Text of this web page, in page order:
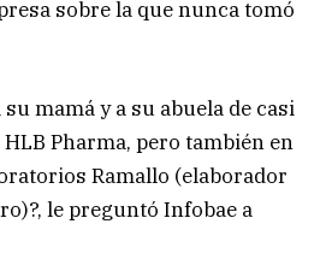
sobre la que nunca tomó
mamá y a su abuela de casi
Pharma, pero también en
Ramallo (elaborador
le preguntó Infobae a